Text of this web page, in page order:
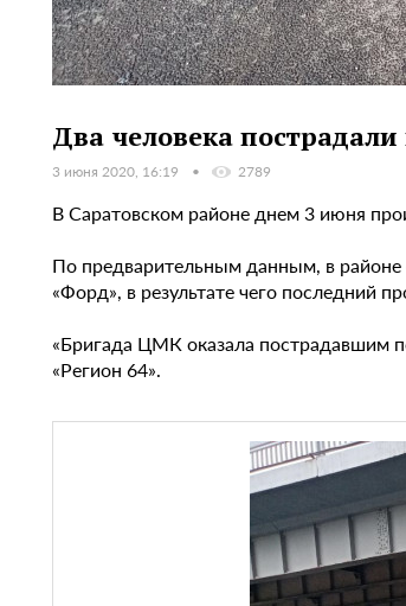
Два человека
3 июня 2020, 16:19 2789
В Саратовском районе днем 3 июня
По предварительным данным, в районе
«Форд», в результате чего последний
«Бригада ЦМК оказала пострадавшим
«Регион 64».